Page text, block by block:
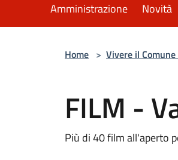
Amministrazione Novità
Home > Vivere il Comune
FILM -
Più di 40 film all'aperto